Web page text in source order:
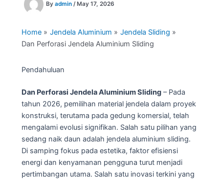
By admin / May 17, 2026
Home Jendela Aluminium
Jendela Sliding
Dan Perforasi Jendela Aluminium Sliding
Pendahuluan
Dan Perforasi Jendela Aluminium Sliding – Pada
tahun 2026, pemilihan material jendela dalam proyek
konstruksi, terutama pada gedung komersial, telah
mengalami evolusi signifikan. Salah satu pilihan yang
sedang naik daun adalah jendela aluminium sliding.
Di samping fokus pada estetika, faktor efisiensi
energi dan kenyamanan pengguna turut menjadi
pertimbangan utama. Salah satu inovasi terkini yang